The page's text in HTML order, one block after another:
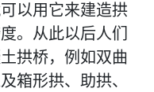
以用它来建造拱
。从此以后人们
拱桥，例如双曲
箱形拱、助拱、